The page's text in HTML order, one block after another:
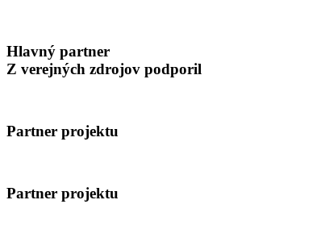
Hlavný partner
Z verejných zdrojov podporil
Partner projektu
Partner projektu